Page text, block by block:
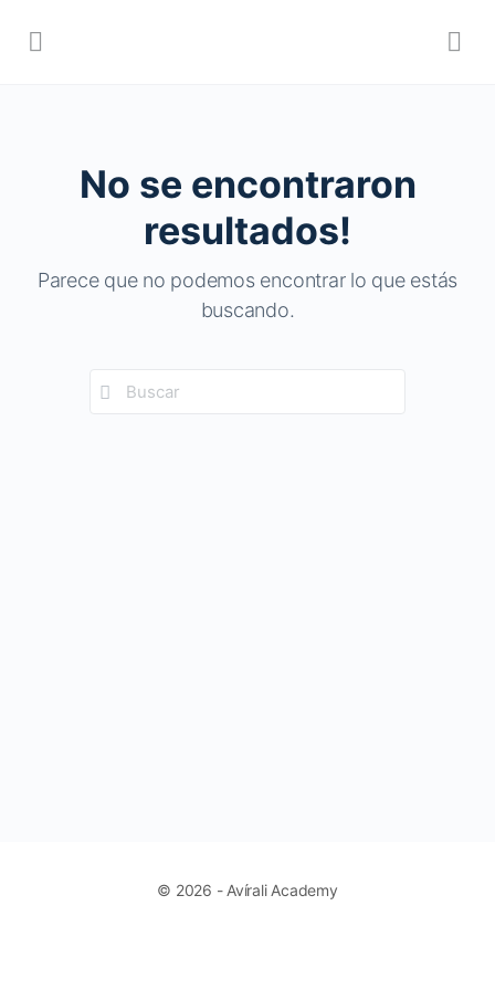
No se encontraron
resultados!
Parece que no podemos encontrar lo que estás
buscando.
Búsqueda
de:
© 2026 - Avírali Academy